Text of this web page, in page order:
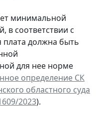
минимальной
в соответствии с
плата должна быть
для нее норме
определение СК
областного суда
2023).